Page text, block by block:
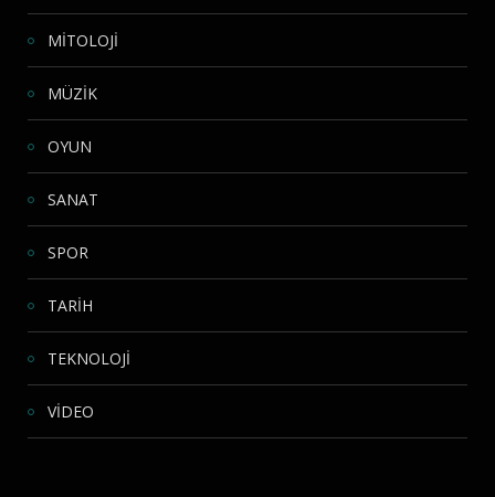
MİTOLOJİ
MÜZİK
OYUN
SANAT
SPOR
TARİH
TEKNOLOJİ
VİDEO